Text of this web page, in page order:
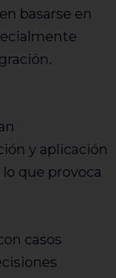
basarse en
y aplicación
que provoca
casos